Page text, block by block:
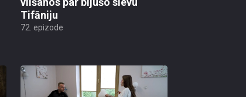
Tifāniju
72. epizode